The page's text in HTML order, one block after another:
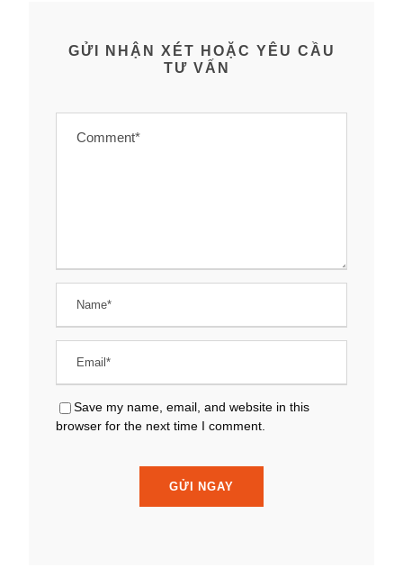
GỬI NHẬN XÉT HOẶC YÊU CẦU
TƯ VẤN
Save my name, email, and website in this
browser for the next time I comment.